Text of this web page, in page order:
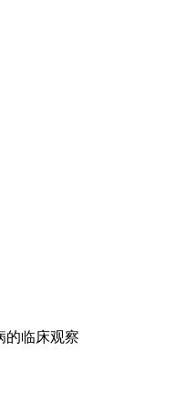
的临床观察